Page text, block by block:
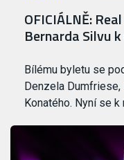
OFICIÁLNĚ:
Bernarda Silvu
Bílému byletu se
Denzela Dumfriese,
Konatého. Nyní se